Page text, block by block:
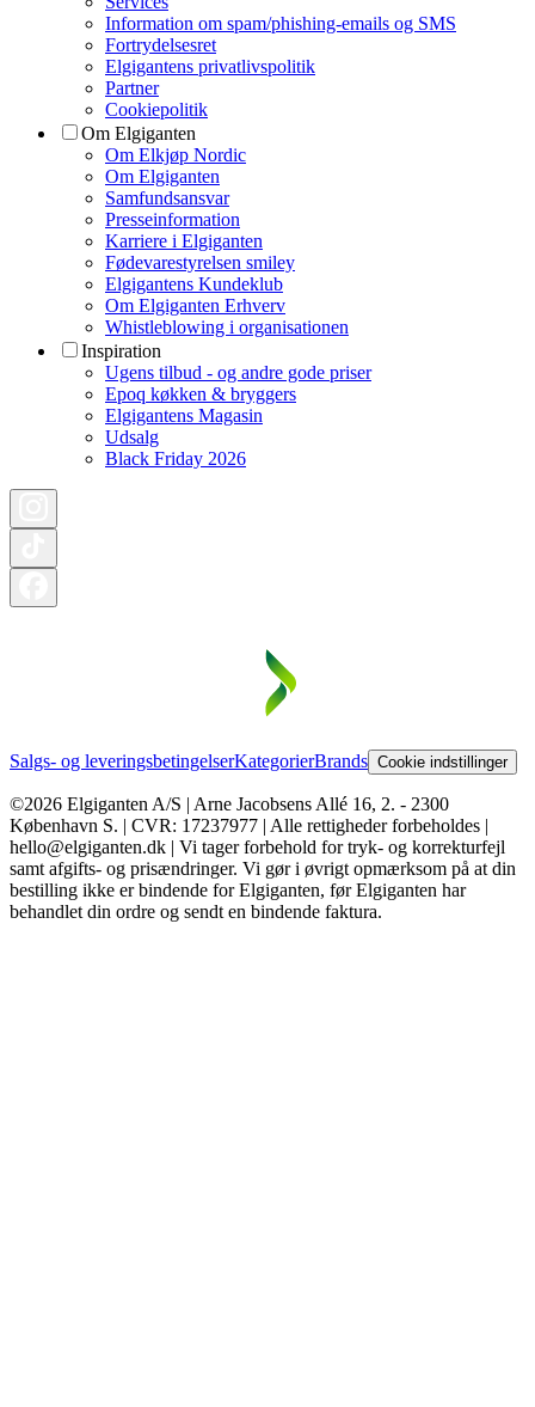
Information om spam/phishing-emails og SMS
Fortrydelsesret
Elgigantens privatlivspolitik
Partner
Cookiepolitik
Om Elgiganten
Om Elkjøp Nordic
Om Elgiganten
Samfundsansvar
Presseinformation
Karriere i Elgiganten
Fødevarestyrelsen smiley
Elgigantens Kundeklub
Om Elgiganten Erhverv
Whistleblowing i organisationen
Inspiration
Ugens tilbud - og andre gode priser
Epoq køkken & bryggers
Elgigantens Magasin
Udsalg
Black Friday 2026
Salgs- og leveringsbetingelserKategorierBrands Cookie indstillinger
©2026 Elgiganten A/S | Arne Jacobsens Allé 16, 2. - 2300
København S. | CVR: 17237977 | Alle rettigheder forbeholdes |
hello@elgiganten.dk | Vi tager forbehold for tryk- og korrekturfejl
samt afgifts- og prisændringer. Vi gør i øvrigt opmærksom på at din
bestilling ikke er bindende for Elgiganten, før Elgiganten har
behandlet din ordre og sendt en bindende faktura.